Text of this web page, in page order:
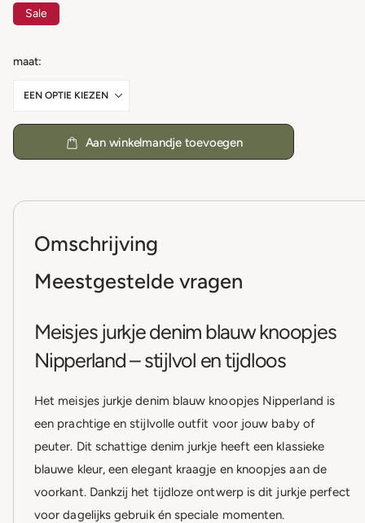
Sale
maat
Aan winkelmandje toevoegen
Omschrijving
Meestgestelde vragen
Meisjes jurkje denim blauw knoopjes
Nipperland – stijlvol en tijdloos
Het meisjes jurkje denim blauw knoopjes Nipperland is
een prachtige en stijlvolle outfit voor jouw baby of
peuter. Dit schattige denim jurkje heeft een klassieke
blauwe kleur, een elegant kraagje en knoopjes aan de
voorkant. Dankzij het tijdloze ontwerp is dit jurkje perfect
voor dagelijks gebruik én speciale momenten.